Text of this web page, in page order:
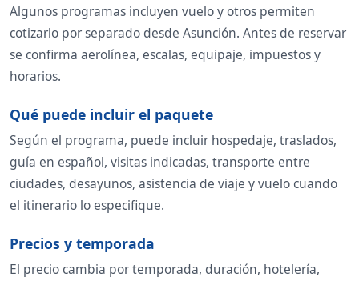
Algunos programas incluyen vuelo y otros permiten
cotizarlo por separado desde Asunción. Antes de reservar
se confirma aerolínea, escalas, equipaje, impuestos y
horarios.
Qué puede incluir el paquete
Según el programa, puede incluir hospedaje, traslados,
guía en español, visitas indicadas, transporte entre
ciudades, desayunos, asistencia de viaje y vuelo cuando
el itinerario lo especifique.
Precios y temporada
El precio cambia por temporada, duración, hotelería,